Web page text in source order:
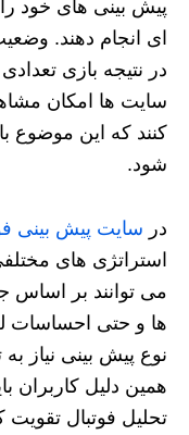
پیش‌ بینی‌ های خود
ای انجام دهند.
در نتیجه بازی
سایت‌ ها امکان
کنند که این موضوع
شود.
در سایت پیش‌ بینی
استراتژی‌ های
می‌ توانند بر اساس
ها و حتی احساسات
نوع پیش‌ بینی نیاز
همین دلیل کاربران
تحلیل فوتبال تقویت